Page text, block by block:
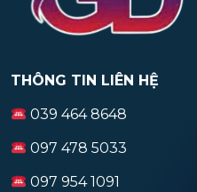
THÔNG TIN LIÊN HỆ
039 464 8648
097 478 5033
097 954 1091